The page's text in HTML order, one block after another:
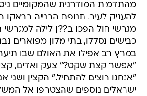
מהתדמית המודרנית שהמקומיים
להעניק לעיר. תנופת הבנייה בבאקו
מגרשי חול הפכו ב??ן לילה למגרשי
כבישים נסללו, בתי מלון מפוארים
במרץ רב אפילו את האולם שבו
"אפשר קצת שקט?" צעק ואדים,
"אנחנו רוצים להתחיל." הקצין ושני
ישראלים נוספים שהצטרפו אל